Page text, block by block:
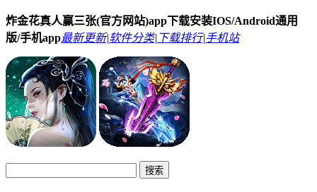
炸金花真人赢三张(官方网站)app下载安装IOS/Android通用
版/手机app最新更新|软件分类| 下载排行|手机站